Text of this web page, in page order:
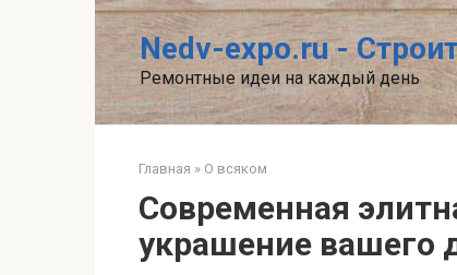
Nedv-expo.ru -
Ремонтные идеи на каждый день
Главная » О всяком
Современная
украшение вашего